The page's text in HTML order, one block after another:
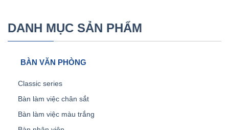
DANH MỤC SẢN PHẨM
BÀN VĂN PHÒNG
Classic series
Bàn làm việc chân sắt
Bàn làm việc màu trắng